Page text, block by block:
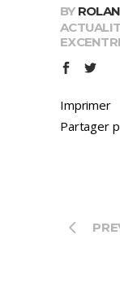
BY
Imprimer
Partager